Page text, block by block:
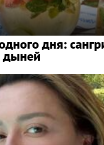
дня:
дыней